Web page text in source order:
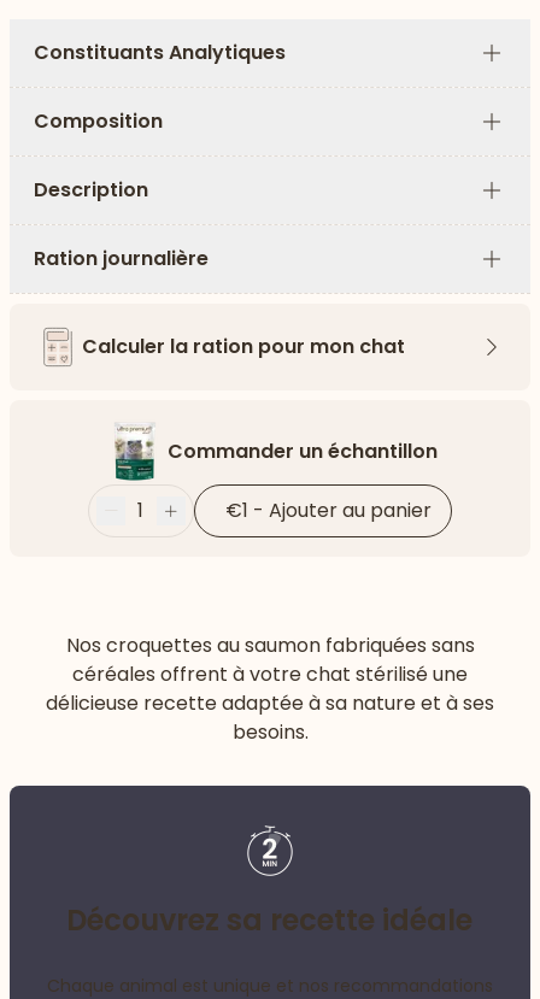
Constituants Analytiques
Plus
Composition
Plus
Description
Plus
Ration journalière
Plus
Calculer la ration pour mon chat
Commander un échantillon
Moins
1 Plus €1 - Ajouter au panier
Nos croquettes au saumon fabriquées sans
céréales offrent à votre chat stérilisé une
délicieuse recette adaptée à sa nature et à ses
besoins.
Découvrez sa recette idéale
Chaque animal est unique et nos recommandations